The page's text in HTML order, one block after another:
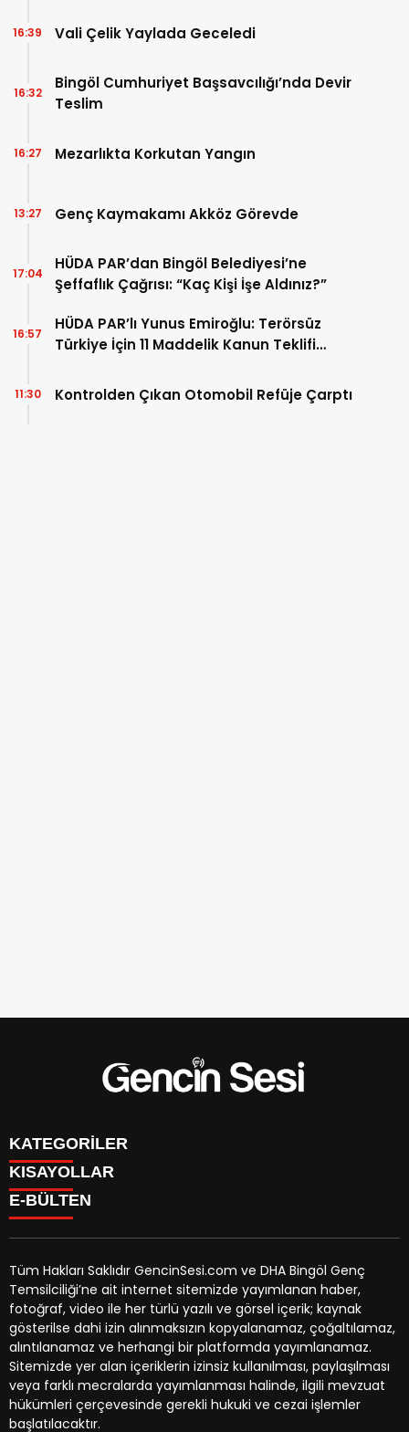
Vali Çelik Yaylada Geceledi
16:39
Bingöl Cumhuriyet Başsavcılığı’nda Devir
Teslim
16:32
Mezarlıkta Korkutan Yangın
16:27
Genç Kaymakamı Akköz Görevde
13:27
HÜDA PAR’dan Bingöl Belediyesi’ne
Şeffaflık Çağrısı: “Kaç Kişi İşe Aldınız?”
17:04
HÜDA PAR’lı Yunus Emiroğlu: Terörsüz
Türkiye İçin 11 Maddelik Kanun Teklifi
16:57
Kontrolden Çıkan Otomobil Refüje Çarptı
11:30
KATEGORİLER
GENÇ
BİNGÖL
ÖZEL HABER
EKONOMİ
YEREL HABERLER
CANLI BORSA
KÜNYE
İLETİŞİM
KISAYOLLAR
BURÇLAR
CANLI TV
HAVA DURUMU
NÖBETÇİ ECZANELER
TRAFİK DURUMU
YEREL HABERLER
GAZETELER
E-BÜLTEN
gencinsesi.com e-bültenine abone olarak, tarafınıza haber,
duyuru ve kampanya içerikli e-postaların gönderilmesini
kabul etmiş olursunuz.
Tüm Hakları Saklıdır GencinSesi.com ve DHA Bingöl Genç
Temsilciliği’ne ait internet sitemizde yayımlanan haber,
fotoğraf, video ile her türlü yazılı ve görsel içerik; kaynak
gösterilse dahi izin alınmaksızın kopyalanamaz, çoğaltılamaz,
alıntılanamaz ve herhangi bir platformda yayımlanamaz.
Sitemizde yer alan içeriklerin izinsiz kullanılması, paylaşılması
veya farklı mecralarda yayımlanması halinde, ilgili mevzuat
hükümleri çerçevesinde gerekli hukuki ve cezai işlemler
başlatılacaktır.